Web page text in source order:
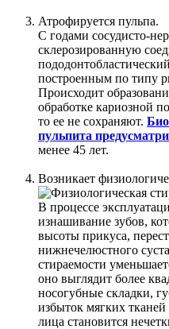
Атрофируется пульпа.
С годами сосудисто-
склерозированную
построенным по типу
Происходит
обработке кариозной
то ее не сохраняют.
пульпита
менее 45 лет.
Возникает
В процессе
изнашивание зубов,
высоты прикуса,
нижнечелюстного
стираемости
оно выглядит более
носогубные складки,
избыток мягких
лица становится